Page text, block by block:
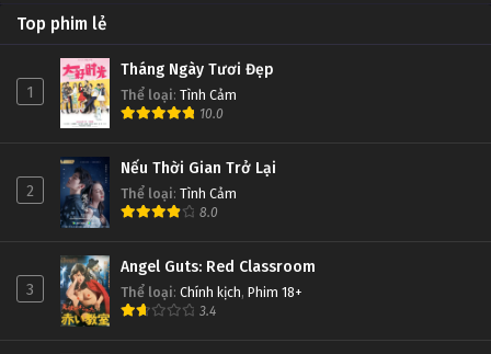
Top phim lẻ
1
Tháng Ngày Tươi Đẹp
Thể loại: Tình Cảm
10.0
2
Nếu Thời Gian Trở Lại
Thể loại: Tình Cảm
8.0
3
Angel Guts: Red Classroom
Thể loại: Chính kịch, Phim 18+
3.4